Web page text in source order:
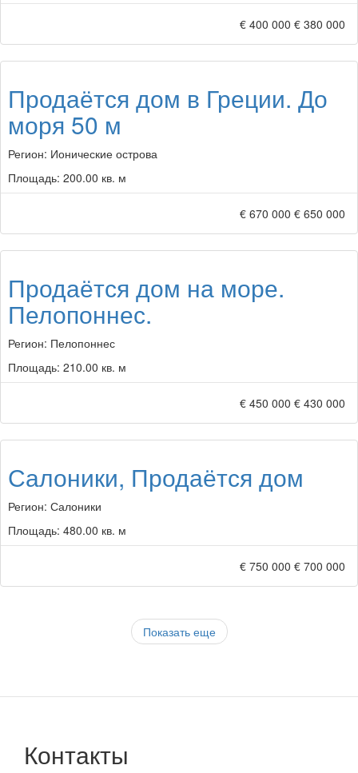
€ 400 000 € 380 000
Продаётся дом в Греции. До
моря 50 м
Регион: Ионические острова
Площадь: 200.00 кв. м
€ 670 000 € 650 000
Продаётся дом на море.
Пелопоннес.
Регион: Пелопоннес
Площадь: 210.00 кв. м
€ 450 000 € 430 000
Салоники, Продаётся дом
Регион: Салоники
Площадь: 480.00 кв. м
€ 750 000 € 700 000
Показать еще
Контакты